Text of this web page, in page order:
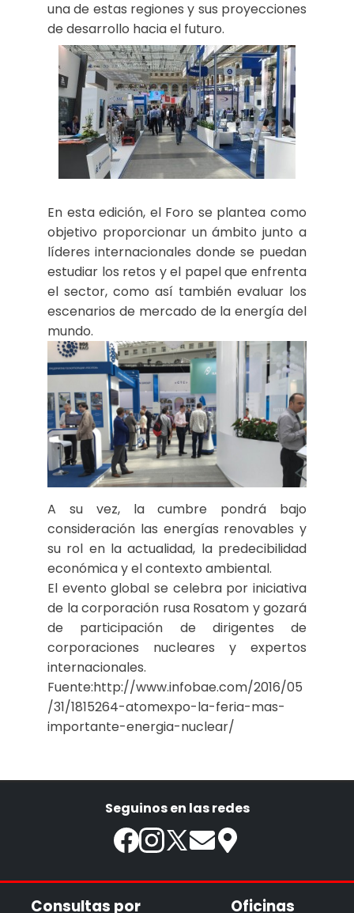
una de estas regiones y sus proyecciones
de desarrollo hacia el futuro.
En esta edición, el Foro se plantea como
objetivo proporcionar un ámbito junto a
líderes internacionales donde se puedan
estudiar los retos y el papel que enfrenta
el sector, como así también evaluar los
escenarios de mercado de la energía del
mundo.
A su vez, la cumbre pondrá bajo
consideración las energías renovables y
su rol en la actualidad, la predecibilidad
económica y el contexto ambiental.
El evento global se celebra por iniciativa
de la corporación rusa Rosatom y gozará
de participación de dirigentes de
corporaciones nucleares y expertos
internacionales.
Fuente:http://www.infobae.com/2016/05
/31/1815264-atomexpo-la-feria-mas-
importante-energia-nuclear/
Seguinos en las redes
Consultas por Oficinas